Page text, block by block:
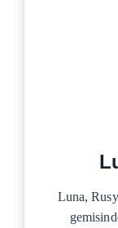
Luna,